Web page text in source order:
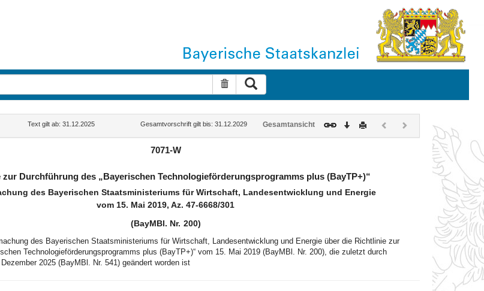
Suche zurücksetzen
Text gilt ab: 31.12.2025 Gesamtvorschrift gilt bis: 31.12.2029 Gesamtansicht Download
DruckenVorherigesNächstes
Dokument
(inaktiv)
7071-W
zur Durchführung des „Bayerischen Technologieförderungsprogramms plus (BayTP+)“
des Bayerischen Staatsministeriums für Wirtschaft, Landesentwicklung und Energie
vom 15. Mai 2019, Az. 47-6668/301
(BayMBl. Nr. 200)
des Bayerischen Staatsministeriums für Wirtschaft, Landesentwicklung und Energie über die Richtlinie zur
Technologieförderungsprogramms plus (BayTP+)“ vom 15. Mai 2019 (BayMBl. Nr. 200), die zuletzt durch
2025 (BayMBl. Nr. 541) geändert worden ist